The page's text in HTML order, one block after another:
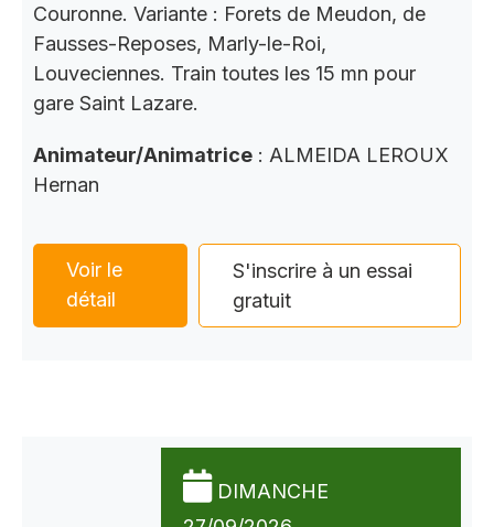
Couronne. Variante : Forets de Meudon, de
Fausses-Reposes, Marly-le-Roi,
Louveciennes. Train toutes les 15 mn pour
gare Saint Lazare.
Animateur/Animatrice : ALMEIDA LEROUX
Hernan
Voir le
détail
S'inscrire à un essai
gratuit
DIMANCHE